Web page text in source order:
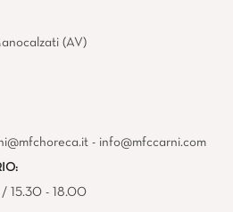
(AV)
- info@mfccarni.com
15.30 - 18.00